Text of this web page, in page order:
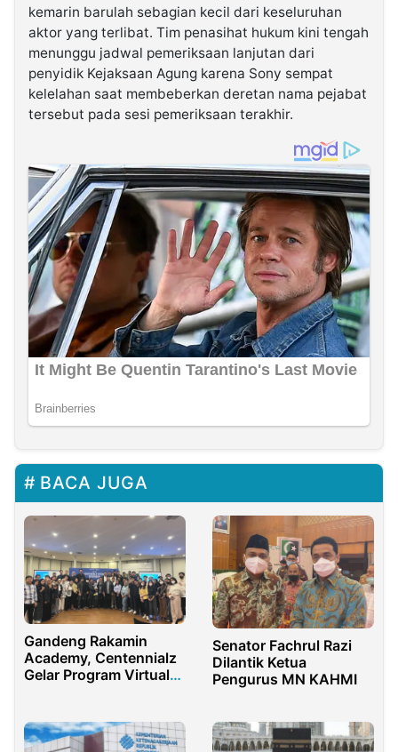
kemarin barulah sebagian kecil dari keseluruhan
aktor yang terlibat. Tim penasihat hukum kini tengah
menunggu jadwal pemeriksaan lanjutan dari
penyidik Kejaksaan Agung karena Sony sempat
kelelahan saat membeberkan deretan nama pejabat
tersebut pada sesi pemeriksaan terakhir.
BACA JUGA
Gandeng Rakamin
Academy, Centennialz
Gelar Program Virtual
Senator Fachrul Razi
Dilantik Ketua
Pengurus MN KAHMI